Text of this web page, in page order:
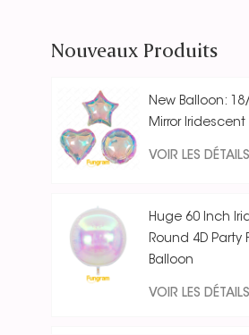
Nouveaux Produits
New Balloon:
Mirror Iridescent
VOIR LES DÉTAILS
Huge 60 Inch
Round 4D Party
Balloon
VOIR LES DÉTAILS